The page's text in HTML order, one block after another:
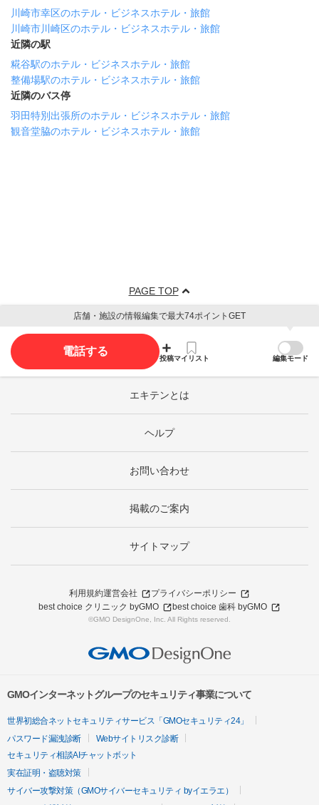
川崎市幸区のホテル・ビジネスホテル・旅館
川崎市川崎区のホテル・ビジネスホテル・旅館
近隣の駅
糀谷駅のホテル・ビジネスホテル・旅館
整備場駅のホテル・ビジネスホテル・旅館
近隣のバス停
羽田特別出張所のホテル・ビジネスホテル・旅館
観音堂脇のホテル・ビジネスホテル・旅館
PAGE TOP
店舗・施設の情報編集で最大74ポイントGET
電話する
投稿マイリスト 編集モード
エキテンとは
ヘルプ
お問い合わせ
掲載のご案内
サイトマップ
利用規約運営会社
プライバシーポリシー
best choice クリニック byGMO
best choice 歯科 byGMO
©GMO DesignOne, Inc. All Rights reserved.
GMOインターネットグループのセキュリティ事業について
世界初総合ネットセキュリティサービス「GMOセキュリティ24」
パスワード漏洩診断
Webサイトリスク診断
セキュリティ相談AIチャットボット
実在証明・盗聴対策
サイバー攻撃対策（GMOサイバーセキュリティ byイエラエ）